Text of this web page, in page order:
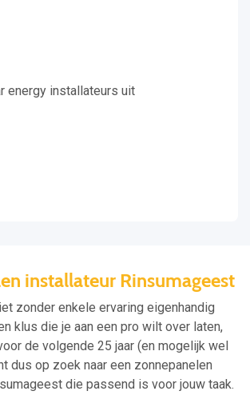
energy installateurs uit
installateur Rinsumageest
zonder enkele ervaring eigenhandig
klus die je aan een pro wilt over laten,
de volgende 25 jaar (en mogelijk wel
dus op zoek naar een zonnepanelen
die passend is voor jouw taak.